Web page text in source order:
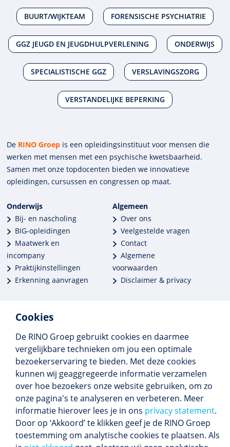
Cookies
De RINO Groep gebruikt cookies en daarmee
vergelijkbare technieken om jou een optimale
bezoekerservaring te bieden. Met deze cookies
kunnen wij geaggregeerde informatie verzamelen
over hoe bezoekers onze website gebruiken, om zo
onze pagina's te analyseren en verbeteren. Meer
informatie hierover lees je in ons privacy statement.
Door op ‘Akkoord’ te klikken geef je de RINO Groep
toestemming om analytische cookies te plaatsen. Als
BUURT/WIJKTEAM FORENSISCHE PSYCHIATRIE
GGZ JEUGD EN JEUGDHULPVERLENING ONDERWIJS
SPECIALISTISCHE GGZ VERSLAVINGSZORG
VERSTANDELIJKE BEPERKING
De RINO Groep is een opleidings­insti­tuut voor mensen die
werken met mensen met een psychische kwets­baar­heid.
Samen met onze top­docenten bieden we innova­tieve
opleidingen, cursussen en congres­sen op maat.
Onderwijs
Bij- en nascholing
BIG-opleidingen
Maatwerk en
incompany
Praktijkinstellingen
Erkenning aanvragen
Algemeen
Over ons
Veelgestelde vragen
Contact
Algemene
voorwaarden
Disclaimer & privacy
Meer dan 250 opleidingen
Alle BIG-opleidingen in huis
Cedeo-erkend en CRKBO-geregistreerd
Gemiddelde beoordeling 8,4
Volg ons
Blijf op de hoogte van het (nieuwe) scholings­